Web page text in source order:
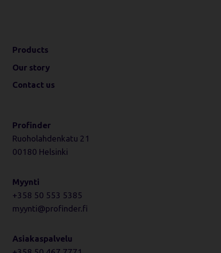
Products
Our story
Contact us
Profinder
Ruoholahdenkatu 21
00180 Helsinki
Myynti
+358 50 553 5385
myynti
profinder.fi
Asiakaspalvelu